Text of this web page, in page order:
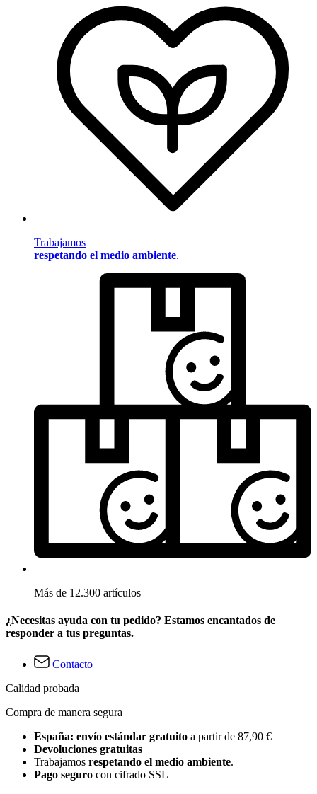
Trabajamos
respetando el medio ambiente.
Más de 12.300 artículos
¿Necesitas ayuda con tu pedido? Estamos encantados de
responder a tus preguntas.
Contacto
Calidad probada
Compra de manera segura
España: envío estándar gratuito a partir de 87,90 €
Devoluciones gratuitas
Trabajamos respetando el medio ambiente.
Pago seguro con cifrado SSL